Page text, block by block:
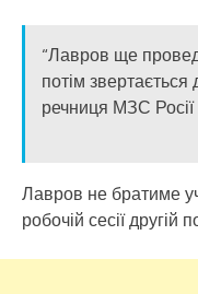
“Лавров ще
потім звертається
речниця МЗС
Лавров не братиме
робочій сесії другій